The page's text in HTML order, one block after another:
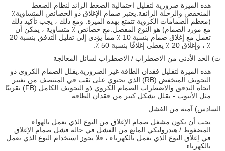
هذه الميزة ضرورية لتقليل احتمالية الضغط الزائد لنظام الضغط
المنخفض والرحلة الزائفة.يعتبر صمام الإغلاق ذو الخصائص المتساوية٪
(معظم الصمامات الكروية تتمتع بهذه الميزة. ومع ذلك ، يجب تأكيد ذلك
مع مورد الصمام) هو النوع المفضل.مع خصائص ٪ متساوية ، يمكن أن
تعمل مع إغلاق صمام بنسبة 10 ٪ مما يؤدي إلى تقليل التدفق بنسبة 20
٪ ، وإغلاق 20 ٪ يعطي إغلاقًا بنسبة 50 ٪.
ت) الحد الأدنى من الاضطراب / الاضطراب لسائل المعالجة
هذه الميزة لتقليل فقدان الطاقة غير الضرورية.يقلل الصمام الكروي ذو
التجويف المنخفض (RB) الذي يحتوي على ثقب في المنتصف من تغيير
اتجاه التدفق والاضطراب.الصمام الكروي ذو التجويف الكامل (FB) تقريبًا
مثل الأنبوب - يقلل بشكل كبير من فقدان الطاقة.
السادس) آمنة من الفشل
يجب أن يكون مشغل صمام الإغلاق من النوع الذي يعمل بالهواء
المضغوط / هيدروليكي المانع من الفشل.في حالة فشل صمام الإغلاق
في إغلاق النوع الذي يعمل بالكهرباء ، فلا يجوز استخدام النوع الذي يعمل
بالكهرباء.